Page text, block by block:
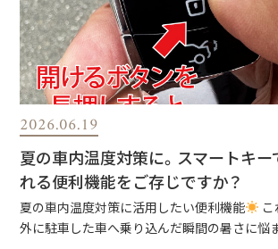
2026.06.19
夏の車内温度対策に。スマートキ
れる便利機能をご存じですか？
夏の車内温度対策に活用したい便利機能
外に駐車した車へ乗り込んだ瞬間の暑さに悩